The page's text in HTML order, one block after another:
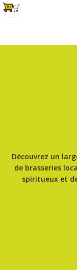
Découvrez un
de brasseries
spiritueux et